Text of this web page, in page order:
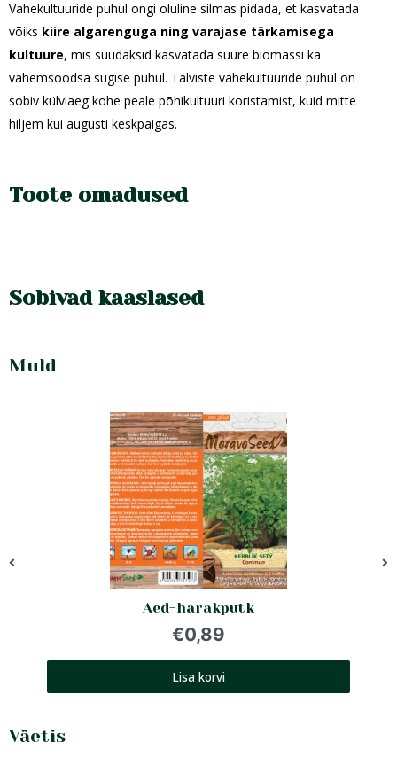
Vahekultuuride puhul ongi oluline silmas pidada, et kasvatada
võiks kiire algarenguga ning varajase tärkamisega
kultuure, mis suudaksid kasvatada suure biomassi ka
vähemsoodsa sügise puhul. Talviste vahekultuuride puhul on
sobiv külviaeg kohe peale põhikultuuri koristamist, kuid mitte
hiljem kui augusti keskpaigas.
Toote omadused
Sobivad kaaslased
Muld
Aed-harakputk
€0,89
Lisa korvi
Väetis